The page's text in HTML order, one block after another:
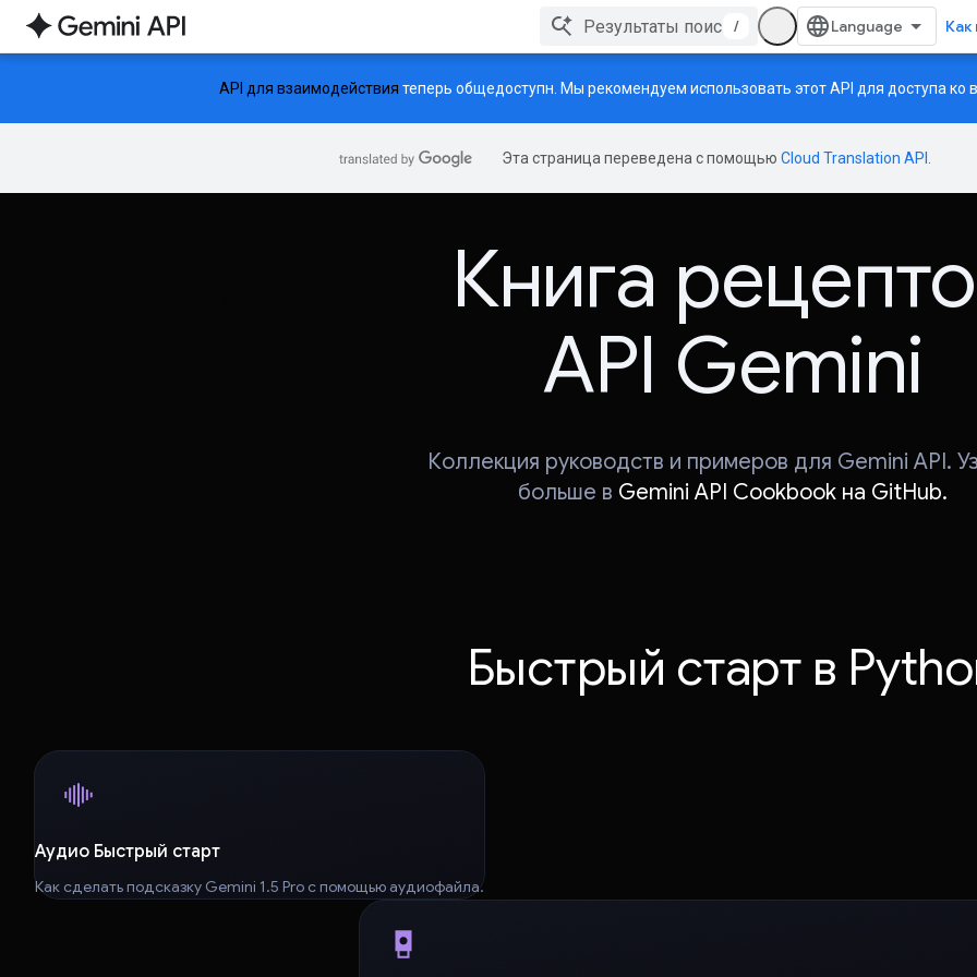
/ Как
API для взаимодействия теперь общедоступн. Мы рекомендуем использовать этот API для доступа
Эта страница переведена с помощью Cloud Translation API
Книга
API Gemini
Коллекция руководств и примеров для Gemini API.
больше в Gemini API Cookbook на GitHub.
Быстрый старт в
Аудио Быстрый старт
Как сделать подсказку Gemini 1.5 Pro с помощью аудиофайла.